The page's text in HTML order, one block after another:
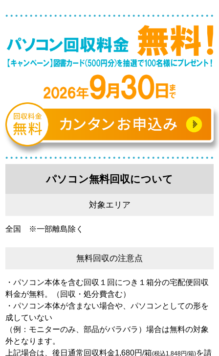
パソコン無料回収について
対象エリア
全国 ※一部離島除く
無料回収の注意点
・パソコン本体を含む回収１回につき１箱分の宅配便回収
料金が無料。（回収・処分費含む）
・パソコン本体が含まない場合や、パソコンとしての形を
成していない
（例：モニターのみ、部品がバラバラ）場合は無料の対象
外となります。
上記場合は、後日通常回収料金1,680円/箱(税込1,848円/箱)を請